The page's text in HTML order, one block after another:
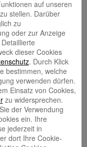
Erforderliche Felder
auf unseren
stellen. Darüber
zu
oder zur Anzeige
dieser Cookies
. Durch Klick
bestimmen, welche
verwenden dürfen.
Einsatz von Cookies,
zu widersprechen.
der Verwendung
ein. Ihre
jederzeit in
dort Ihre Cookie-